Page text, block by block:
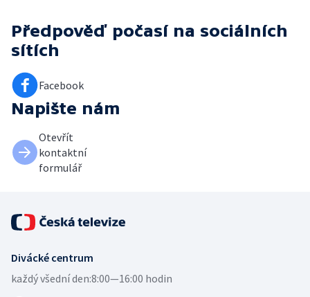
Předpověď počasí na sociálních
sítích
Facebook
Napište nám
Otevřít
kontaktní
formulář
Divácké centrum
každý všední den:8:00—16:00 hodin